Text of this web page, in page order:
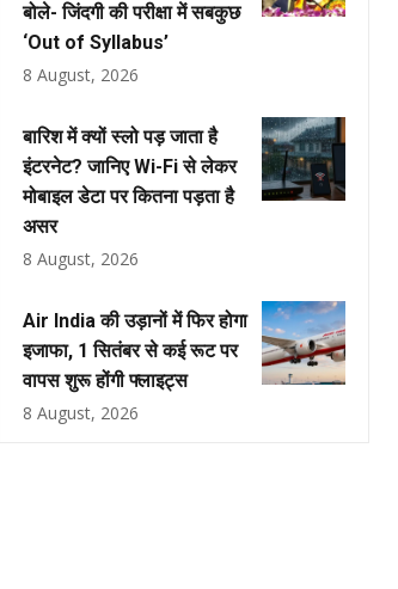
बोले- जिंदगी की परीक्षा में सबकुछ
‘Out of Syllabus’
8 August, 2026
बारिश में क्यों स्लो पड़ जाता है
इंटरनेट? जानिए Wi-Fi से लेकर
मोबाइल डेटा पर कितना पड़ता है
असर
8 August, 2026
Air India की उड़ानों में फिर होगा
इजाफा, 1 सितंबर से कई रूट पर
वापस शुरू होंगी फ्लाइट्स
8 August, 2026